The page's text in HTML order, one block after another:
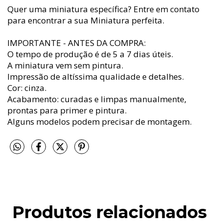
Quer uma miniatura específica? Entre em contato
para encontrar a sua Miniatura perfeita.
IMPORTANTE - ANTES DA COMPRA:
O tempo de produção é de 5 a 7 dias úteis.
A miniatura vem sem pintura.
Impressão de altíssima qualidade e detalhes.
Cor: cinza.
Acabamento: curadas e limpas manualmente,
prontas para primer e pintura.
Alguns modelos podem precisar de montagem.
Produtos relacionados